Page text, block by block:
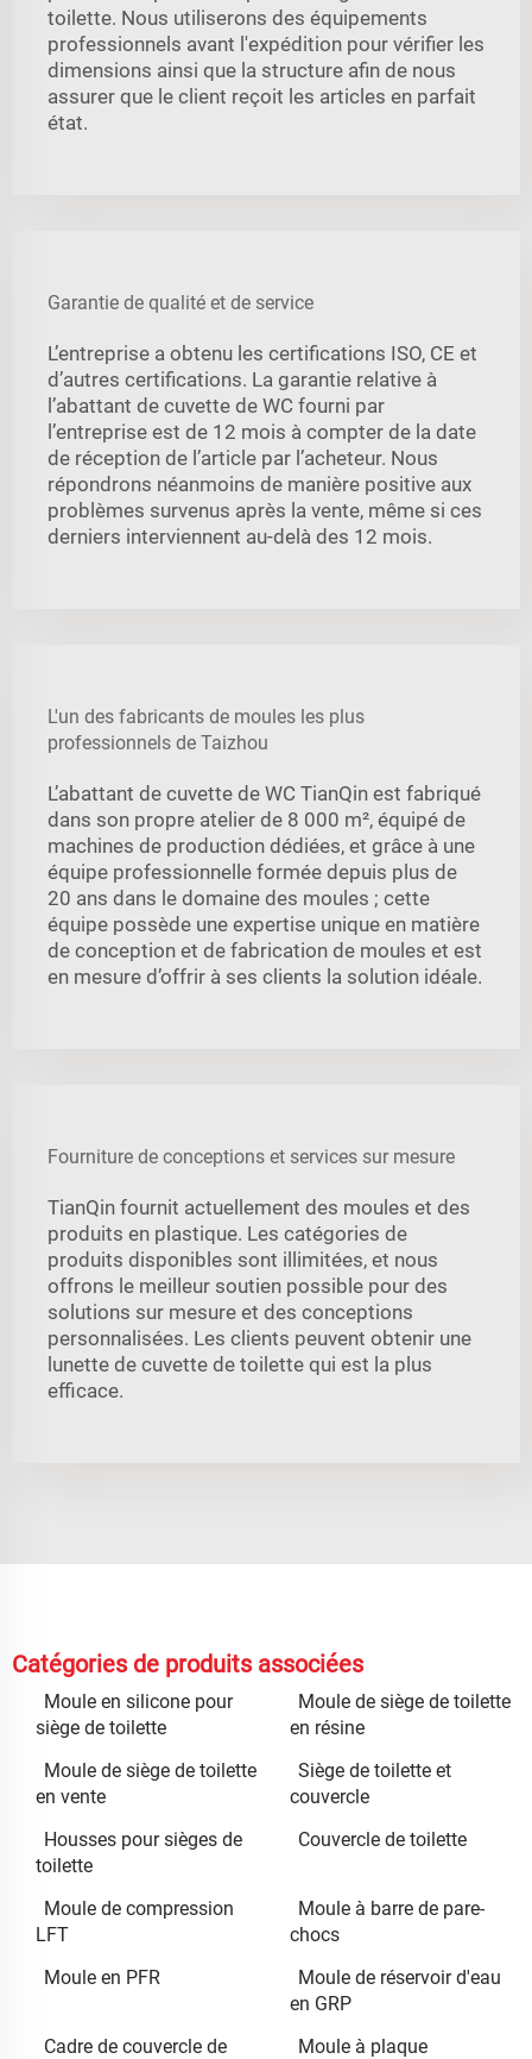
toilette. Nous utiliserons des équipements
professionnels avant l'expédition pour vérifier les
dimensions ainsi que la structure afin de nous
assurer que le client reçoit les articles en parfait
état.
Garantie de qualité et de service
L’entreprise a obtenu les certifications ISO, CE et
d’autres certifications. La garantie relative à
l’abattant de cuvette de WC fourni par
l’entreprise est de 12 mois à compter de la date
de réception de l’article par l’acheteur. Nous
répondrons néanmoins de manière positive aux
problèmes survenus après la vente, même si ces
derniers interviennent au-delà des 12 mois.
L'un des fabricants de moules les plus
professionnels de Taizhou
L’abattant de cuvette de WC TianQin est fabriqué
dans son propre atelier de 8 000 m², équipé de
machines de production dédiées, et grâce à une
équipe professionnelle formée depuis plus de
20 ans dans le domaine des moules ; cette
équipe possède une expertise unique en matière
de conception et de fabrication de moules et est
en mesure d’offrir à ses clients la solution idéale.
Fourniture de conceptions et services sur mesure
TianQin fournit actuellement des moules et des
produits en plastique. Les catégories de
produits disponibles sont illimitées, et nous
offrons le meilleur soutien possible pour des
solutions sur mesure et des conceptions
personnalisées. Les clients peuvent obtenir une
lunette de cuvette de toilette qui est la plus
efficace.
Catégories de produits associées
Moule en silicone pour
siège de toilette
Moule de siège de toilette
en résine
Moule de siège de toilette
en vente
Siège de toilette et
couvercle
Housses pour sièges de
toilette
Couvercle de toilette
Moule de compression
LFT
Moule à barre de pare-
chocs
Moule en PFR
Moule de réservoir d'eau
en GRP
Cadre de couvercle de
Moule à plaque